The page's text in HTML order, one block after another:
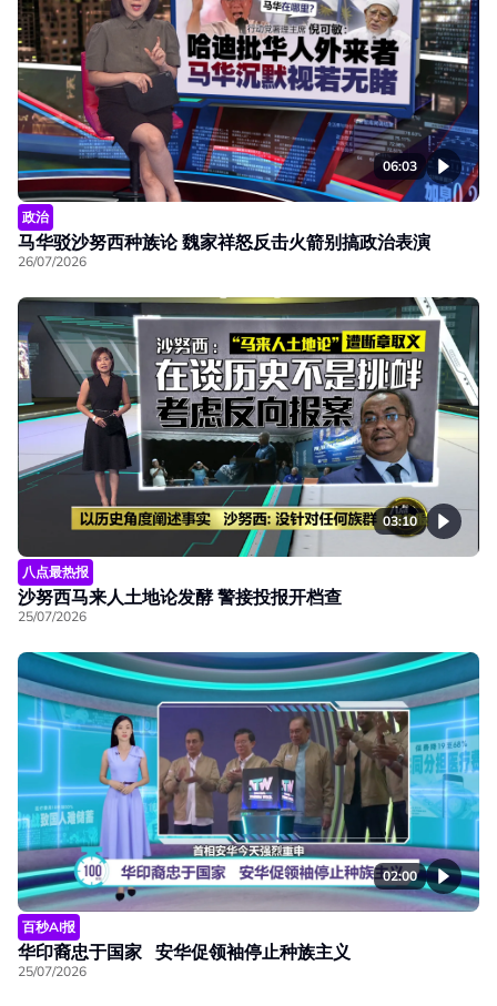
06:03
政治
马华驳沙努西种族论 魏家祥怒反击火箭别搞政治表演
26/07/2026
03:10
八点最热报
沙努西马来人土地论发酵 警接投报开档查
25/07/2026
02:00
百秒AI报
华印裔忠于国家 安华促领袖停止种族主义
25/07/2026